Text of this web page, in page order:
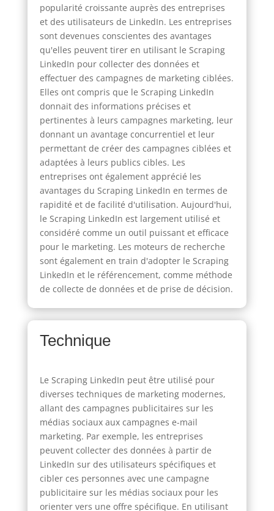
popularité croissante auprès des entreprises
et des utilisateurs de LinkedIn. Les entreprises
sont devenues conscientes des avantages
qu'elles peuvent tirer en utilisant le Scraping
LinkedIn pour collecter des données et
effectuer des campagnes de marketing ciblées.
Elles ont compris que le Scraping LinkedIn
donnait des informations précises et
pertinentes à leurs campagnes marketing, leur
donnant un avantage concurrentiel et leur
permettant de créer des campagnes ciblées et
adaptées à leurs publics cibles. Les
entreprises ont également apprécié les
avantages du Scraping LinkedIn en termes de
rapidité et de facilité d'utilisation. Aujourd'hui,
le Scraping LinkedIn est largement utilisé et
considéré comme un outil puissant et efficace
pour le marketing. Les moteurs de recherche
sont également en train d'adopter le Scraping
LinkedIn et le référencement, comme méthode
de collecte de données et de prise de décision.
Technique
Le Scraping LinkedIn peut être utilisé pour
diverses techniques de marketing modernes,
allant des campagnes publicitaires sur les
médias sociaux aux campagnes e-mail
marketing. Par exemple, les entreprises
peuvent collecter des données à partir de
LinkedIn sur des utilisateurs spécifiques et
cibler ces personnes avec une campagne
publicitaire sur les médias sociaux pour les
orienter vers une offre spécifique. En utilisant